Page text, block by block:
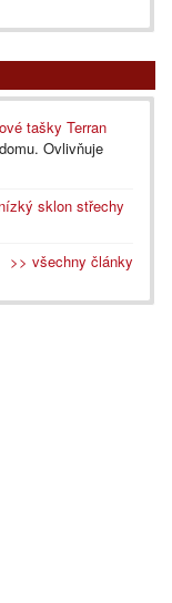
tašky Terran
Ovlivňuje
sklon střechy
>> všechny články